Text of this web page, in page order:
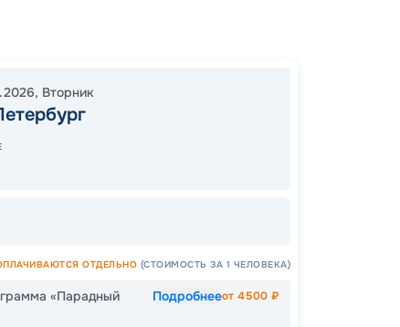
, Вторник
ОТДЕЛЬНО (СТОИМОСТЬ ЗА 1 ЧЕЛОВЕКА)
«Парадный
Подробнееот4500 ₽